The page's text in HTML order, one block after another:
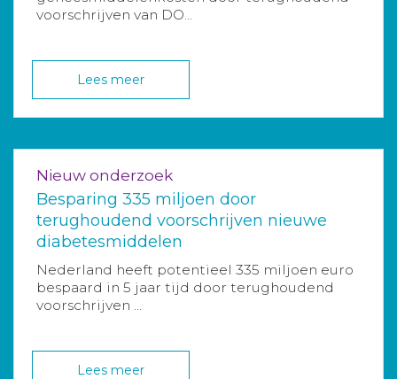
voorschrijven van DO...
Lees meer
Nieuw onderzoek
Besparing 335 miljoen door
terughoudend voorschrijven nieuwe
diabetesmiddelen
Nederland heeft potentieel 335 miljoen euro
bespaard in 5 jaar tijd door terughoudend
voorschrijven ...
Lees meer